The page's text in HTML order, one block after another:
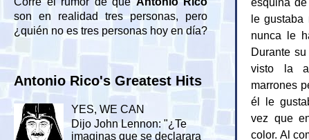
le gustaba
nunca le
Durante
visto la
marrones
él le
vez que
color. Al
son en realidad tres personas, pero
¿quién no es tres personas hoy en día?
Antonio Rico's Greatest Hits
YES, WE CAN
Dijo John Lennon: "¿Te
imaginas que se declarara